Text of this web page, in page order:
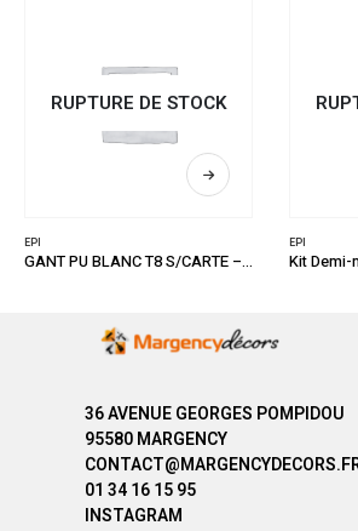
RUPTURE DE STOCK
EPI
GANT PU BLANC T8 S/CARTE – POLYAM ENDUCT PU
EPI
36 AVENUE GEORGES POMPIDOU
95580 MARGENCY
01 34 16 15 95
INSTAGRAM